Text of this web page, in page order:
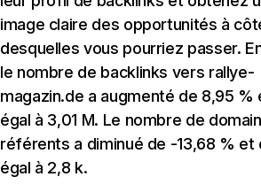
image claire des opportunités à
desquelles vous pourriez passer.
le nombre de backlinks vers rallye-
magazin.de a augmenté de 8,95 %
égal à 3,01 M. Le nombre de
référents a diminué de -13,68 % et
égal à 2,8 k.